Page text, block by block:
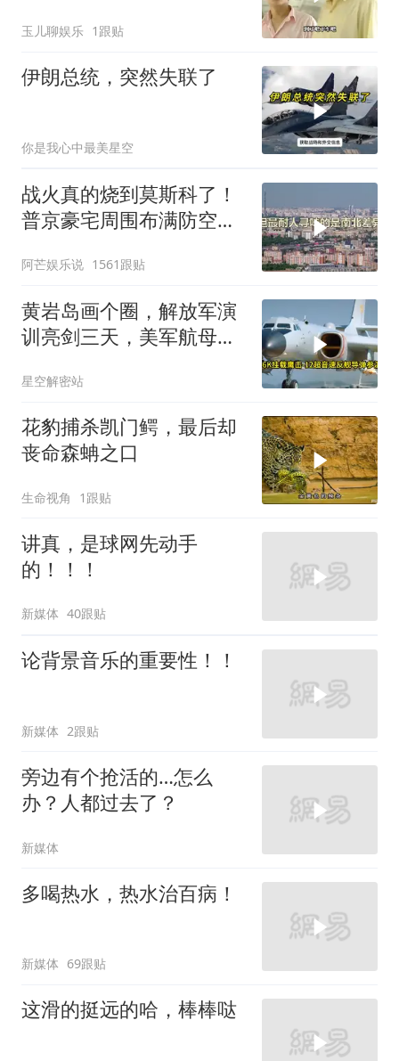
玉儿聊娱乐 1跟贴
伊朗总统，突然失联了
你是我心中最美星空
战火真的烧到莫斯科了！
普京豪宅周围布满防空
阿芒娱乐说 1561跟贴
黄岩岛画个圈，解放军演
训亮剑三天，美军航母从
星空解密站
花豹捕杀凯门鳄，最后却
丧命森蚺之口
生命视角 1跟贴
讲真，是球网先动手
的！！！
新媒体 40跟贴
论背景音乐的重要性！！
新媒体 2跟贴
旁边有个抢活的…怎么
办？人都过去了？
新媒体
多喝热水，热水治百病！
新媒体 69跟贴
这滑的挺远的哈，棒棒哒